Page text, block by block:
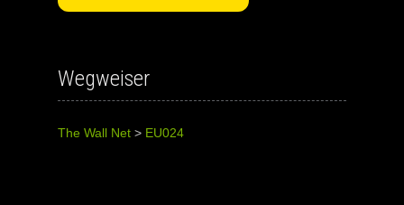
Wegweiser
The Wall Net > EU024